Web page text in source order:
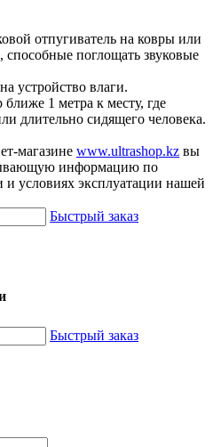
отпугиватель на ковры или
способные поглощать звуковые
устройство влаги.
1 метра к месту, где
длительно сидящего человека.
магазине www.ultrashop.kz вы
информацию по
условиях эксплуатации нашей
Быстрый заказ
Быстрый заказ